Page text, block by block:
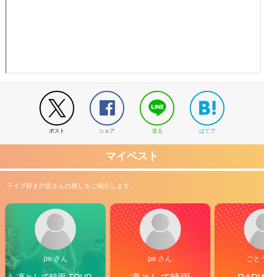
ポスト シェア 送る はてブ
マイベスト
ライブ好きの皆さんの推しをご紹介します。
pe さん pe さん ごと